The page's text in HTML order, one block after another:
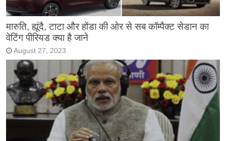
मारुति, ह्यूंदै, टाटा और होंडा की ओर से सब कॉम्पैक्ट सेडान का
वेटिंग पीरियड क्या है जाने
August 27, 2023